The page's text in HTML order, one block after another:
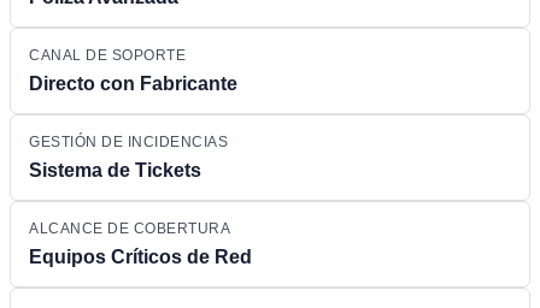
CANAL DE SOPORTE
Directo con Fabricante
GESTIÓN DE INCIDENCIAS
Sistema de Tickets
ALCANCE DE COBERTURA
Equipos Críticos de Red